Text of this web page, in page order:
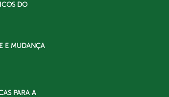
DO
E MUDANÇA
PARA A